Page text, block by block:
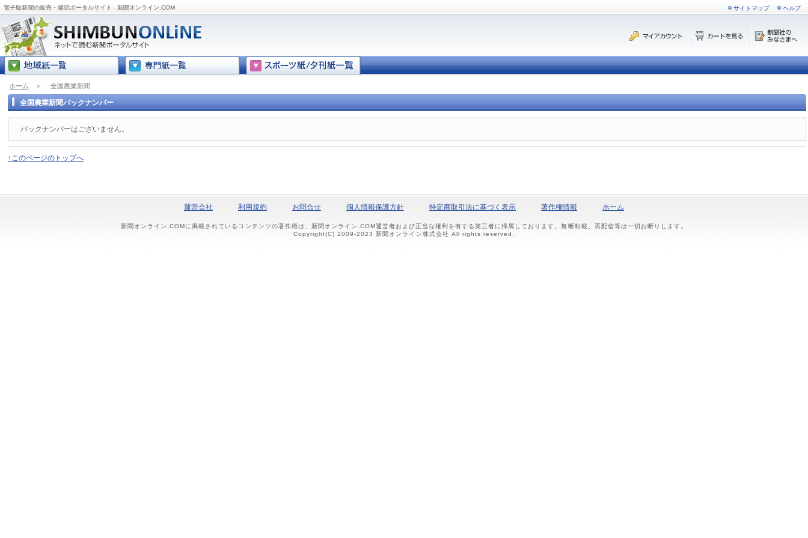
電子版新聞の販売・購読ポータルサイト - 新聞オンライン.COM サイトマップ ヘルプ
ホーム ＞ 全国農業新聞
全国農業新聞バックナンバー
バックナンバーはございません。
↑このページのトップへ
運営会社 利用規約 お問合せ 個人情報保護方針 特定商取引法に基づく表示 著作権情報 ホーム
新聞オンライン.COMに掲載されているコンテンツの著作権は、新聞オンライン.COM運営者および正当な権利を有する第三者に帰属しております。無断転載、再配信等は一切お断りします。
Copyright(C) 2009-2023 新聞オンライン株式会社 All rights reserved.